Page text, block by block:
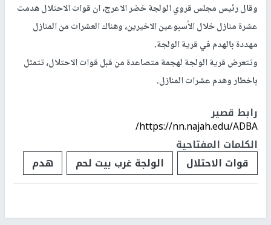
وقال رئيس مجلس قروي الولجة خضر الاعرج، ان قوات الاحتلال هدمت
عشرة منازل خلال الأسبوعين الاخيرين، وهناك العشرات من المنازل
مهددة بالهدم في قرية الولجة.
وتتعرض قرية الولجة لهجمة متصاعدة من قبل قوات الاحتلال، تتمثل
باخطار وهدم عشرات المنازل.
رابط قصير
https://nn.najah.edu/ADBA/
الكلمات المفتاحية
قوات الاحتلال
الولجة غرب بيت لحم هدم